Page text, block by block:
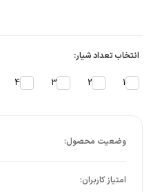
انتخاب تعداد شیار:
1
2
3
4